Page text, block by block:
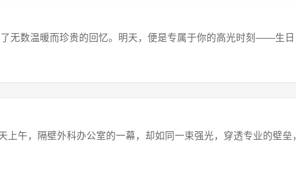
，留下了无数温暖而珍贵的回忆。明天，便是专属于你的高光时刻——生
午，隔壁外科办公室的一幕，却如同一束强光，穿透专业的壁垒